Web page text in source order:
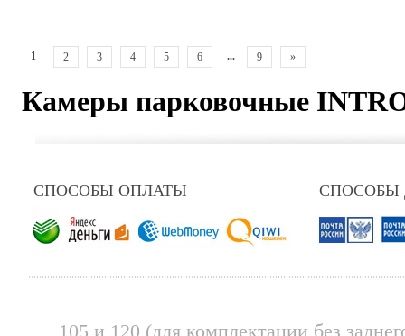
1 2 3 4 5 6 ... 9 »
Камеры парковочные
СПОСОБЫ ОПЛАТЫ СПОСОБЫ
105 и 120 (для комплектации без